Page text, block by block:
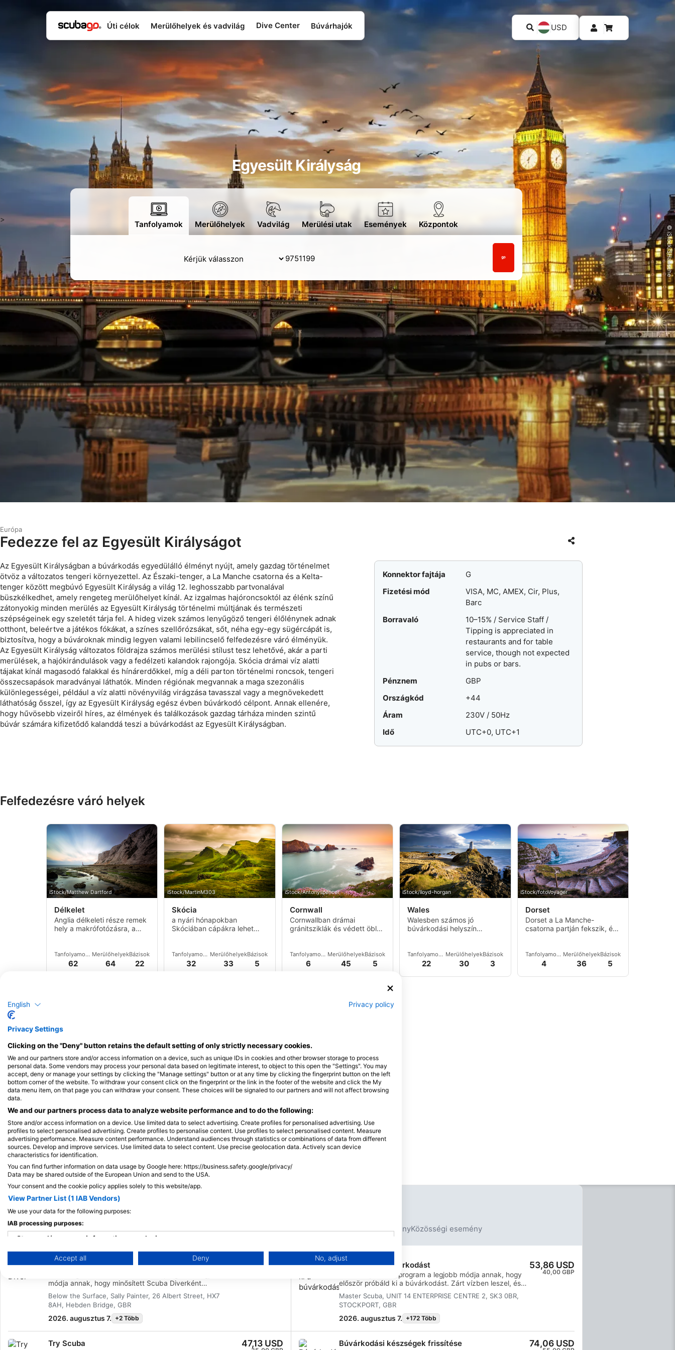
Úti célok Merülőhelyek és vadvilág Dive Center Búvárhajók USD
>
Egyesült Királyság
Tanfolyamok Merülőhelyek Vadvilág Merülési utak Események Központok
© iStock/SHansche
Európa
Fedezze fel az Egyesült Királyságot
Az Egyesült Királyságban a búvárkodás egyedülálló élményt nyújt, amely gazdag történelmet
ötvöz a változatos tengeri környezettel. Az Északi-tenger, a La Manche csatorna és a Kelta-
tenger között megbúvó Egyesült Királyság a világ 12. leghosszabb partvonalával
büszkélkedhet, amely rengeteg merülőhelyet kínál. Az izgalmas hajóroncsoktól az élénk színű
zátonyokig minden merülés az Egyesült Királyság történelmi múltjának és természeti
szépségeinek egy szeletét tárja fel. A hideg vizek számos lenyűgöző tengeri élőlénynek adnak
otthont, beleértve a játékos fókákat, a színes szellőrózsákat, sőt, néha egy-egy sügércápát is,
biztosítva, hogy a búvároknak mindig legyen valami lebilincselő felfedezésre váró élményük.
Az Egyesült Királyság változatos földrajza számos merülési stílust tesz lehetővé, akár a parti
merülések, a hajókirándulások vagy a fedélzeti kalandok rajongója. Skócia drámai víz alatti
tájakat kínál magasodó falakkal és hínárerdőkkel, míg a déli parton történelmi roncsok, tengeri
összecsapások maradványai láthatók. Minden régiónak megvannak a maga szezonális
különlegességei, például a víz alatti növényvilág virágzása tavasszal vagy a megnövekedett
láthatóság ősszel, így az Egyesült Királyság egész évben búvárkodó célpont. Annak ellenére,
hogy hűvösebb vizeiről híres, az élmények és találkozások gazdag tárháza minden szintű
búvár számára kifizetődő kalanddá teszi a búvárkodást az Egyesült Királyságban.
Konnektor fajtája
G
Fizetési mód
VISA, MC, AMEX, Cir, Plus,
Barc
Borravaló
10–15% / Service Staff /
Tipping is appreciated in
restaurants and for table
service, though not expected
in pubs or bars.
Pénznem
GBP
Országkód
+44
Áram
230V / 50Hz
Idő
UTC+0, UTC+1
Felfedezésre váró helyek
iStock/Matthew Dartford
Délkelet
Anglia délkeleti része remek
hely a makrófotózásra, a
valamint a homárok, rákok
és tengeri sügérek
Tanfolyamok
62
Merülőhelyek
64
Bázisok
22
iStock/MartinM303
Skócia
a nyári hónapokban
Skóciában cápákra lehet
Tanfolyamok
32
Merülőhelyek
33
Bázisok
5
iStock/Antonyspencer
Cornwall
Cornwallban drámai
gránitsziklák és védett öblök
búvárszint számára
változatos merülési
Tanfolyamok
6
Merülőhelyek
45
Bázisok
5
iStock/lloyd-horgan
Wales
Walesben számos jó
búvárkodási helyszín
Anglesey-t és
Pembrokeshire-t.
Tanfolyamok
22
Merülőhelyek
30
Bázisok
3
iStock/fotoVoyager
Dorset
Dorset a La Manche-
csatorna partján fekszik, és
számos búvárhelyet kínál,
legyen szó kezdőkről vagy
Tanfolyamok
4
Merülőhelyek
36
Bázisok
5
iStock/Will Tudor
Devon
Devon két különböző típusú
merülőhelyre oszlik, amelyek
a tengeri élővilág lenyűgöző
Merülőhelyek
38
Bázisok
2
iStock/Michael_Conrad
Északkelet
Északkelet víz alatti tájai
drámaiak, a partvonal
kínálnak a búvároknak.
Tanfolyamok
és
események
14
Merülőhelyek
3
Bázisok
1
Kezdő Haladó PRO Merülési utakMerülési csomagKörnyezetvédelmi eseményKözösségi esemény
Scuba Diver
módja annak, hogy minősített Scuba Diverként
megkezdje élethosszig tartó kalandjait. A személyre
szabott képzést vízi oktatással kombináljuk, hogy
biztosítsuk a szükséges készségeket és
tapasztalatokat ahhoz, hogy valóban jól érezze magát
a víz alatt. Megszerzed az SSI Scuba Diver minősítést.
felszerelés bérlését, a medencés foglalkozásokat, a
Below the Surface, Sally Painter, 26 Albert Street, HX7
8AH, Hebden Bridge, GBR
2026. augusztus 7. +2 Több
464,58 USD Próbáld ki a búvárkodást
Az SSI Try Scuba program a legjobb módja annak, hogy
először próbáld ki a búvárkodást. Zárt vízben leszel, és
az oktatód gondoskodik rólad, így élvezheted az első
felejthetetlen lélegzetvételeket a víz alatt, és
megtapasztalhatod a búvárkodás varázsát. A rövid
tanfolyam végére megszerezheted az SSI Try Scuba
elismerő kártyádat, és kétségtelenül újra búvárkodni
tanfolyamon minden elkezdődik. Kezdd el még ma!
Master Scuba, UNIT 14 ENTERPRISE CENTRE 2, SK3 0BR,
STOCKPORT, GBR
2026. augusztus 7. +172 Több
53,86 USD
40,00 GBP
Try Scuba 47,13 USD Búvárkodási készségek frissítése 74,06 USD
English Privacy policy
Privacy Settings
Clicking on the "Deny" button retains the default setting of only strictly necessary cookies.
We and our partners store and/or access information on a device, such as unique IDs in cookies and other browser storage to process
personal data. Some vendors may process your personal data based on legitimate interest, to object to this open the "Settings". You may
accept, deny or manage your settings by clicking the "Manage settings" button or at any time by clicking the fingerprint button on the left
bottom corner of the website. To withdraw your consent click on the fingerprint or the link in the footer of the website and click the My
data menu item, on that page you can withdraw your consent. These choices will be signaled to our partners and will not affect browsing
data.
We and our partners process data to analyze website performance and to do the following:
Store and/or access information on a device. Use limited data to select advertising. Create profiles for personalised advertising. Use
profiles to select personalised advertising. Create profiles to personalise content. Use profiles to select personalised content. Measure
advertising performance. Measure content performance. Understand audiences through statistics or combinations of data from different
sources. Develop and improve services. Use limited data to select content. Use precise geolocation data. Actively scan device
characteristics for identification.
You can find further information on data usage by Google here: https://business.safety.google/privacy/
Data may be shared outside of the European Union and send to the USA.
Your consent and the cookie policy applies solely to this website/app.
View Partner List (1 IAB Vendors)
We use your data for the following purposes:
IAB processing purposes:
Store and/or access information on a device
Use limited data to select advertising
Create profiles for personalised advertising
Use profiles to select personalised advertising
Create profiles to personalise content
Use profiles to select personalised content
Accept all Deny No, adjust